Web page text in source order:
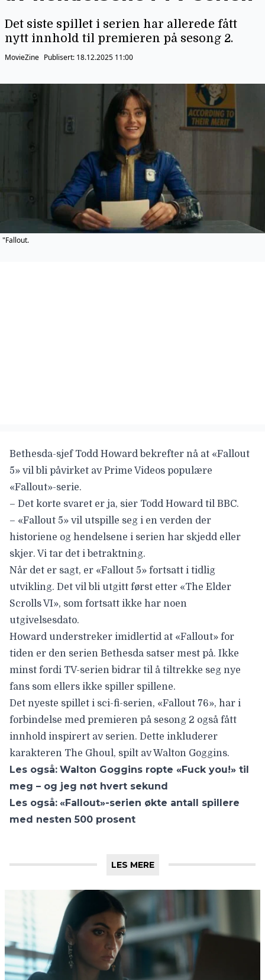
Det siste spillet i serien har allerede fått
nytt innhold til premieren på sesong 2.
MovieZine Publisert: 18.12.2025 11:00
"Fallout.
Bethesda-sjef Todd Howard bekrefter nå at «Fallout
5» vil bli påvirket av Prime Videos populære
«Fallout»-serie.
– Det korte svaret er ja, sier Todd Howard til BBC.
– «Fallout 5» vil utspille seg i en verden der
historiene og hendelsene i serien har skjedd eller
skjer. Vi tar det i betraktning.
Når det er sagt, er «Fallout 5» fortsatt i tidlig
utvikling. Det vil bli utgitt først etter «The Elder
Scrolls VI», som fortsatt ikke har noen
utgivelsesdato.
Howard understreker imidlertid at «Fallout» for
tiden er den serien Bethesda satser mest på. Ikke
minst fordi TV-serien bidrar til å tiltrekke seg nye
fans som ellers ikke spiller spillene.
Det nyeste spillet i sci-fi-serien, «Fallout 76», har i
forbindelse med premieren på sesong 2 også fått
innhold inspirert av serien. Dette inkluderer
karakteren The Ghoul, spilt av Walton Goggins.
Les også: Walton Goggins ropte «Fuck you!» til
meg – og jeg nøt hvert sekund
Les også: «Fallout»-serien økte antall spillere
med nesten 500 prosent
LES MERE